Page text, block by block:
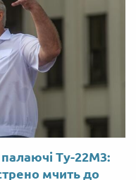
Ту-22М3:
мчить до